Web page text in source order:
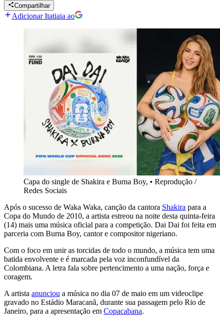
Compartilhar
Adicionar Itatiaia ao
Capa do single de Shakira e Burna Boy, • Reprodução /
Redes Sociais
Após o sucesso de Waka Waka, canção da cantora Shakira para a
Copa do Mundo de 2010, a artista estreou na noite desta quinta-feira
(14) mais uma música oficial para a competição. Dai Dai foi feita em
parceria com Burna Boy, cantor e compositor nigeriano.
Com o foco em unir as torcidas de todo o mundo, a música tem uma
batida envolvente e é marcada pela voz inconfundível da
Colombiana. A letra fala sobre pertencimento a uma nação, força e
coragem.
A artista anunciou a música no dia 07 de maio em um videoclipe
gravado no Estádio Maracanã, durante sua passagem pelo Rio de
Janeiro, para a apresentação em Copacabana.